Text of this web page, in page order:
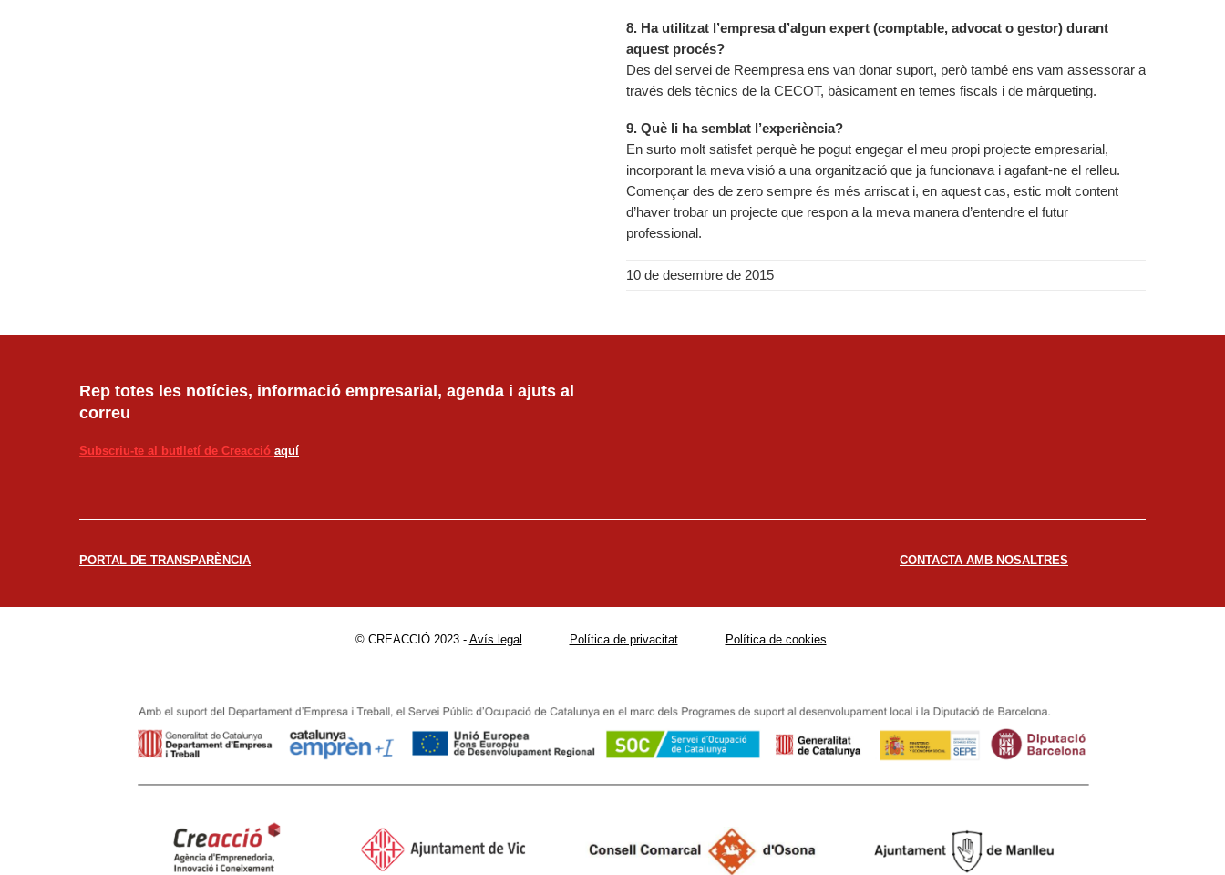
8. Ha utilitzat l’empresa d’algun expert (comptable, advocat o gestor) durant
aquest procés?
Des del servei de Reempresa ens van donar suport, però també ens vam assessorar a
través dels tècnics de la CECOT, bàsicament en temes fiscals i de màrqueting.
9. Què li ha semblat l’experiència?
En surto molt satisfet perquè he pogut engegar el meu propi projecte empresarial,
incorporant la meva visió a una organització que ja funcionava i agafant-ne el relleu.
Començar des de zero sempre és més arriscat i, en aquest cas, estic molt content
d’haver trobar un projecte que respon a la meva manera d’entendre el futur
professional.
10 de desembre de 2015
Rep totes les notícies, informació empresarial, agenda i ajuts al
correu
Subscriu-te al butlletí de Creacció aquí
PORTAL DE TRANSPARÈNCIA CONTACTA AMB NOSALTRES
© CREACCIÓ 2023 - Avís legal Política de privacitat Política de cookies